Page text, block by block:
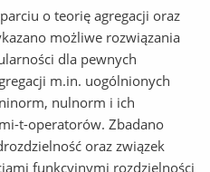
o teorię agregacji oraz
możliwe rozwiązania
dla pewnych
m.in. uogólnionych
nulnorm i ich
t-operatorów. Zbadano
oraz związek
funkcyjnymi rozdzielności